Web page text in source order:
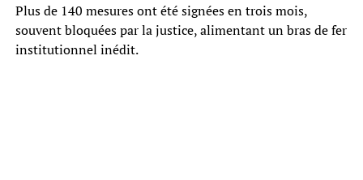
Plus de 140 mesures ont été signées en trois mois,
souvent bloquées par la justice, alimentant un bras de fer
institutionnel inédit.